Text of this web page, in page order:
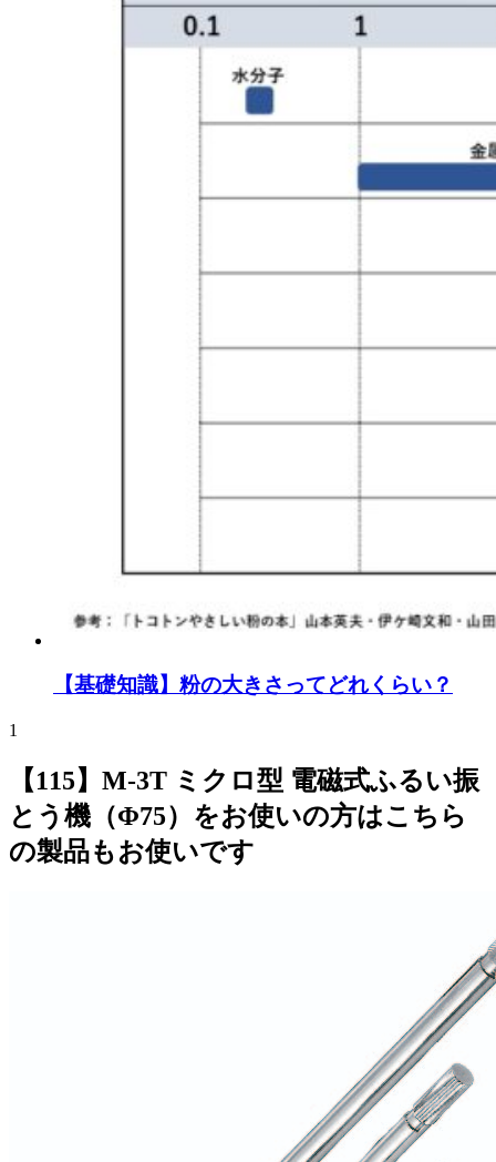
【基礎知識】粉の大きさってどれくらい？
1
【115】M-3T ミクロ型 電磁式ふるい振
とう機（Φ75）をお使いの方はこちら
の製品もお使いです